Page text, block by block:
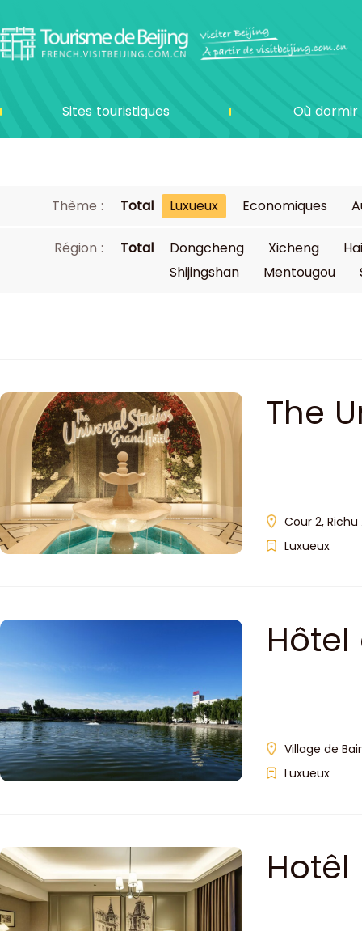
Sites touristiques Où dormir
Thème : Total Luxueux Economiques
Région : Total Dongcheng Xicheng
Shijingshan
Mentougou
The
Cour 2,
Luxueux
Village de
Luxueux
Hotêl